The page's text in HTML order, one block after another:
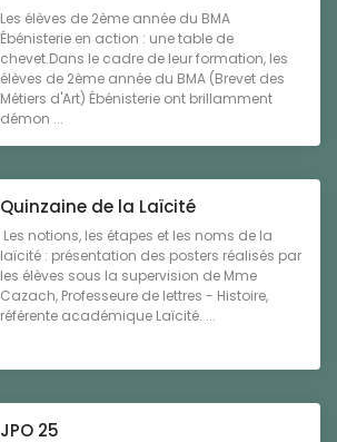
Les élèves de 2ème année du BMA
Ébénisterie en action : une table de
chevet.Dans le cadre de leur formation, les
élèves de 2ème année du BMA (Brevet des
Métiers d'Art) Ébénisterie ont brillamment
démon ...
Quinzaine de la Laïcité
Les notions, les étapes et les noms de la
laïcité : présentation des posters réalisés par
les élèves sous la supervision de Mme
Cazach, Professeure de lettres - Histoire,
référente académique Laïcité. ...
JPO 25